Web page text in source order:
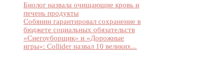
Биолог назвала очищающие кровь и
печень продукты
Собянин гарантировал сохранение в
бюджете социальных обязательств
«Снегоуборщик» и «Дорожные
игры»: Collider назвал 10 великих...